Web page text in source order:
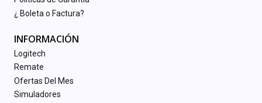
¿ Boleta o Factura?
INFORMACIÓN
Logitech
Remate
Ofertas Del Mes
Simuladores